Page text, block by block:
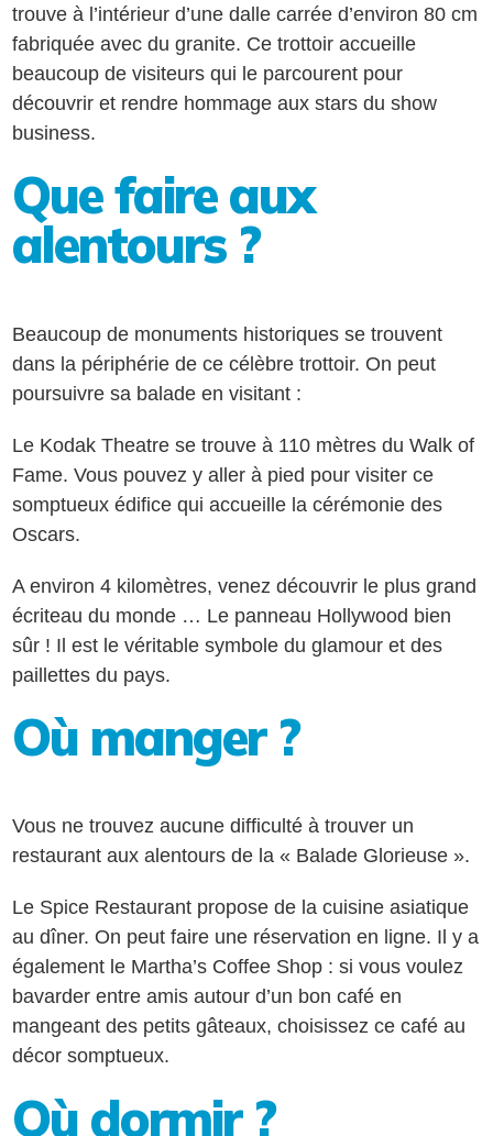
trouve à l’intérieur d’une dalle carrée d’environ 80 cm
fabriquée avec du granite. Ce trottoir accueille
beaucoup de visiteurs qui le parcourent pour
découvrir et rendre hommage aux stars du show
business.
Que faire aux
alentours ?
Beaucoup de monuments historiques se trouvent
dans la périphérie de ce célèbre trottoir. On peut
poursuivre sa balade en visitant :
Le Kodak Theatre se trouve à 110 mètres du Walk of
Fame. Vous pouvez y aller à pied pour visiter ce
somptueux édifice qui accueille la cérémonie des
Oscars.
A environ 4 kilomètres, venez découvrir le plus grand
écriteau du monde … Le panneau Hollywood bien
sûr ! Il est le véritable symbole du glamour et des
paillettes du pays.
Où manger ?
Vous ne trouvez aucune difficulté à trouver un
restaurant aux alentours de la « Balade Glorieuse ».
Le Spice Restaurant propose de la cuisine asiatique
au dîner. On peut faire une réservation en ligne. Il y a
également le Martha’s Coffee Shop : si vous voulez
bavarder entre amis autour d’un bon café en
mangeant des petits gâteaux, choisissez ce café au
décor somptueux.
Où dormir ?